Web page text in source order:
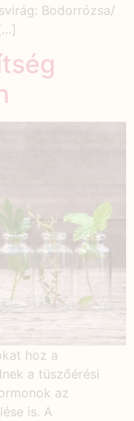
Bodorrózsa/
hoz a
a tüszőérési
az
is. A